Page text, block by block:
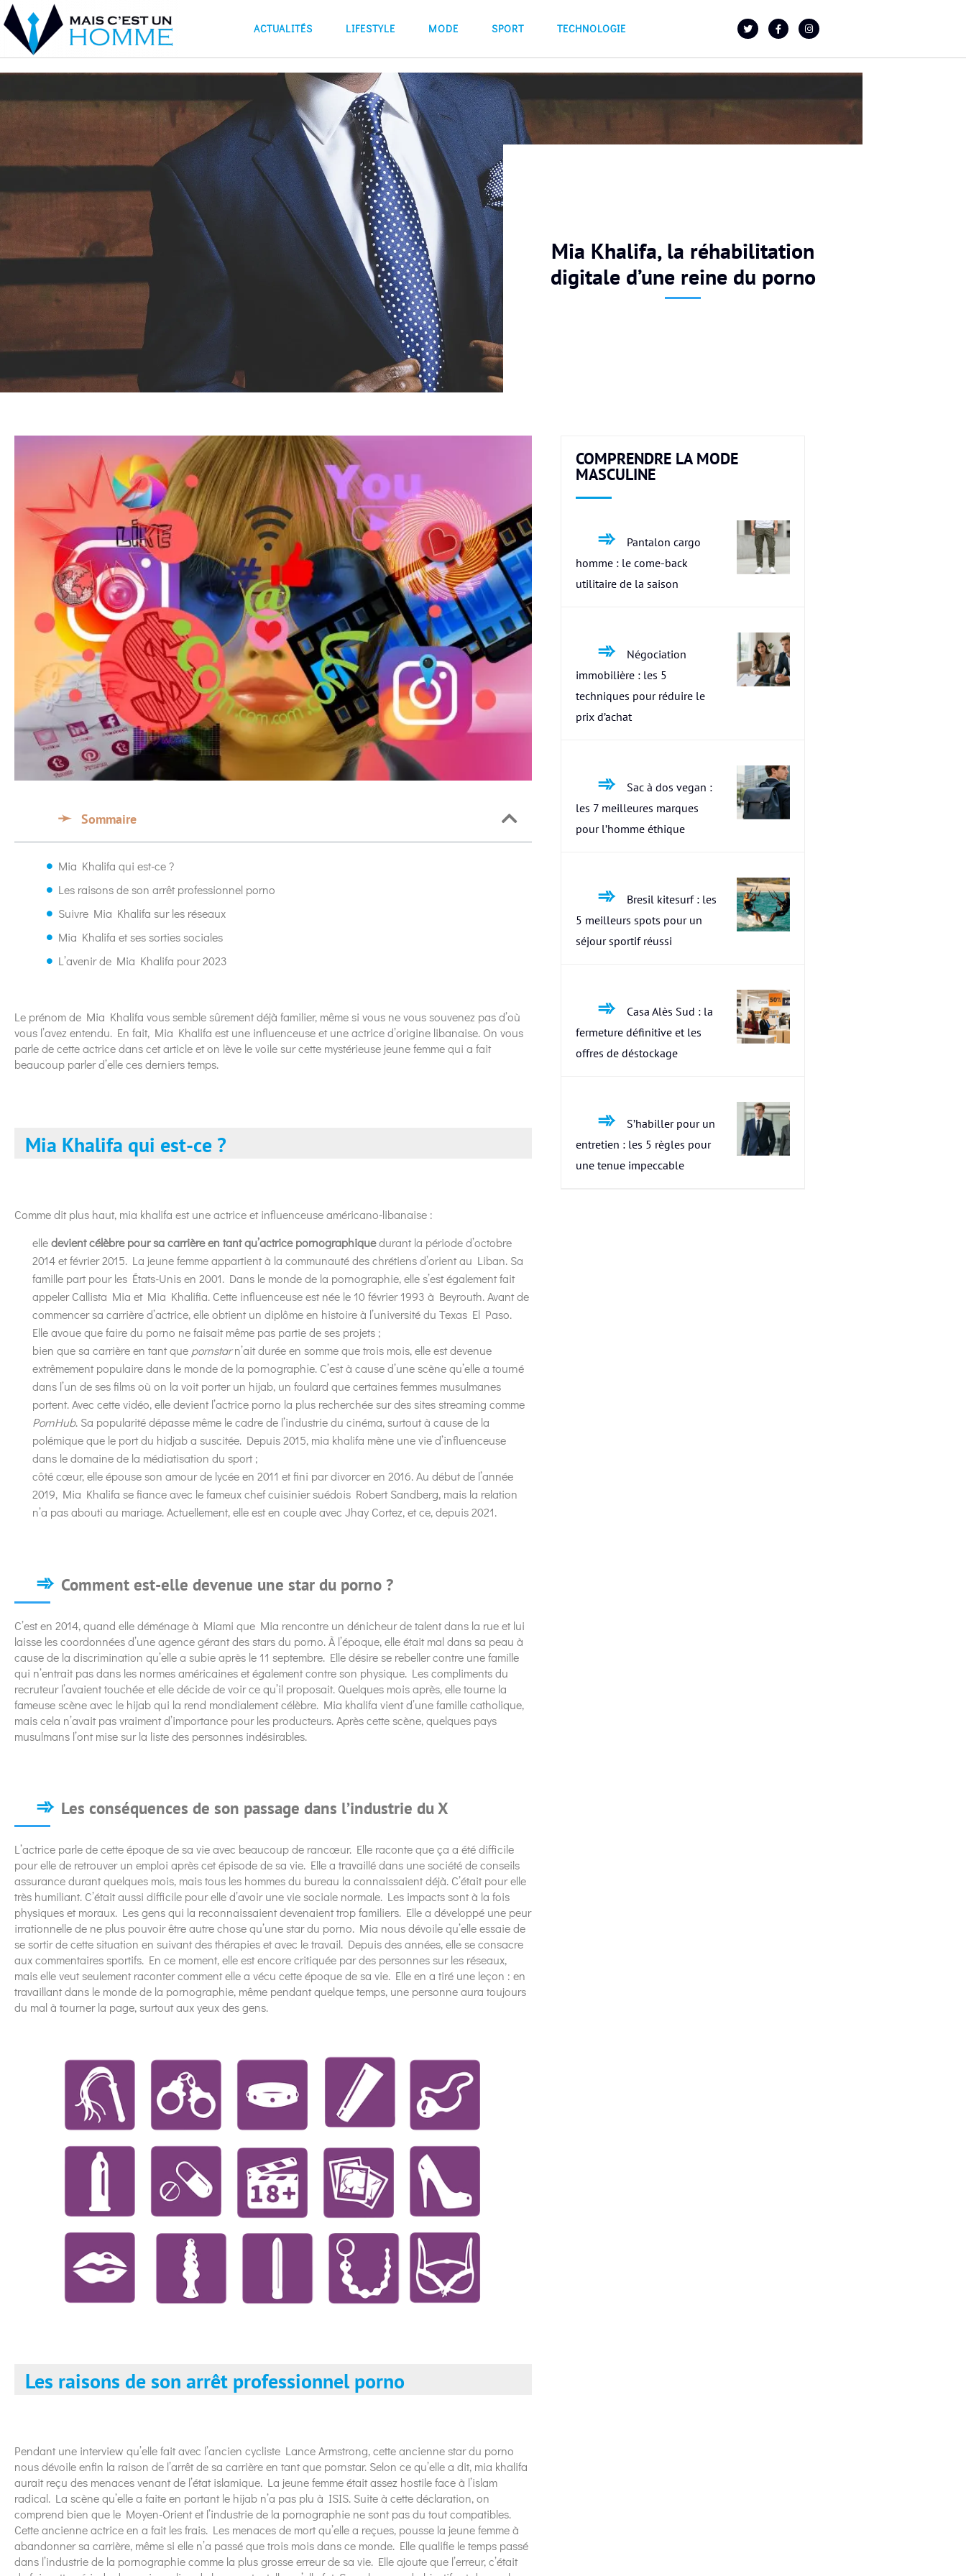
ACTUALITÉS LIFESTYLE MODE SPORT TECHNOLOGIE
Mia Khalifa, la réhabilitation
digitale d’une reine du porno
Sommaire
Mia Khalifa qui est-ce ?
Les raisons de son arrêt professionnel porno
Suivre Mia Khalifa sur les réseaux
Mia Khalifa et ses sorties sociales
L’avenir de Mia Khalifa pour 2023
Le prénom de Mia Khalifa vous semble sûrement déjà familier, même si vous ne vous souvenez pas d’où
vous l’avez entendu. En fait, Mia Khalifa est une influenceuse et une actrice d’origine libanaise. On vous
parle de cette actrice dans cet article et on lève le voile sur cette mystérieuse jeune femme qui a fait
beaucoup parler d’elle ces derniers temps.
Mia Khalifa qui est-ce ?
Comme dit plus haut, mia khalifa est une actrice et influenceuse américano-libanaise :
elledevient célèbre pour sa carrière en tant qu’actrice pornographiquedurant la période d’octobre
2014 et février 2015. La jeune femme appartient à la communauté des chrétiens d’orient au Liban. Sa
famille part pour les États-Unis en 2001. Dans le monde de la pornographie, elle s’est également fait
appeler Callista Mia et Mia Khalifia. Cette influenceuse est née le 10 février 1993 à Beyrouth. Avant de
commencer sa carrière d’actrice, elle obtient un diplôme en histoire à l’université du Texas El Paso.
Elle avoue que faire du porno ne faisait même pas partie de ses projets ;
bien que sa carrière en tant que pornstarn’ait durée en somme que trois mois, elle est devenue
extrêmement populaire dans le monde de la pornographie. C’est à cause d’une scène qu’elle a tourné
dans l’un de ses films où on la voit porter un hijab, un foulard que certaines femmes musulmanes
portent. Avec cette vidéo, elle devient l’actrice porno la plus recherchée sur des sites streaming comme
PornHub. Sa popularité dépasse même le cadre de l’industrie du cinéma, surtout à cause de la
polémique que le port du hidjab a suscitée. Depuis 2015, mia khalifa mène une vie d’influenceuse
dans le domaine de la médiatisation du sport ;
côté cœur, elle épouse son amour de lycée en 2011 et fini par divorcer en 2016. Au début de l’année
2019, Mia Khalifa se fiance avec le fameux chef cuisinier suédois Robert Sandberg, mais la relation
n’a pas abouti au mariage. Actuellement, elle est en couple avec Jhay Cortez, et ce, depuis 2021.
Comment est-elle devenue une star du porno ?
C’est en 2014, quand elle déménage à Miami que Mia rencontre un dénicheur de talent dans la rue et lui
laisse les coordonnées d’une agence gérant des stars du porno. À l’époque, elle était mal dans sa peau à
cause de la discrimination qu’elle a subie après le 11 septembre. Elle désire se rebeller contre une famille
qui n’entrait pas dans les normes américaines et également contre son physique. Les compliments du
recruteur l’avaient touchée et elle décide de voir ce qu’il proposait. Quelques mois après, elle tourne la
fameuse scène avec le hijab qui la rend mondialement célèbre. Mia khalifa vient d’une famille catholique,
mais cela n’avait pas vraiment d’importance pour les producteurs. Après cette scène, quelques pays
musulmans l’ont mise sur la liste des personnes indésirables.
Les conséquences de son passage dans l’industrie du X
L’actrice parle de cette époque de sa vie avec beaucoup de rancœur. Elle raconte que ça a été difficile
pour elle de retrouver un emploi après cet épisode de sa vie. Elle a travaillé dans une société de conseils
assurance durant quelques mois, mais tous les hommes du bureau la connaissaient déjà. C’était pour elle
très humiliant. C’était aussi difficile pour elle d’avoir une vie sociale normale. Les impacts sont à la fois
physiques et moraux. Les gens qui la reconnaissaient devenaient trop familiers. Elle a développé une peur
irrationnelle de ne plus pouvoir être autre chose qu’une star du porno. Mia nous dévoile qu’elle essaie de
se sortir de cette situation en suivant des thérapies et avec le travail. Depuis des années, elle se consacre
aux commentaires sportifs. En ce moment, elle est encore critiquée par des personnes sur les réseaux,
mais elle veut seulement raconter comment elle a vécu cette époque de sa vie. Elle en a tiré une leçon : en
travaillant dans le monde de la pornographie, même pendant quelque temps, une personne aura toujours
du mal à tourner la page, surtout aux yeux des gens.
Les raisons de son arrêt professionnel porno
Pendant une interview qu’elle fait avec l’ancien cycliste Lance Armstrong, cette ancienne star du porno
nous dévoile enfin la raison de l’arrêt de sa carrière en tant que pornstar. Selon ce qu’elle a dit, mia khalifa
aurait reçu des menaces venant de l’état islamique. La jeune femme était assez hostile face à l’islam
radical. La scène qu’elle a faite en portant le hijab n’a pas plu à ISIS. Suite à cette déclaration, on
comprend bien que le Moyen-Orient et l’industrie de la pornographie ne sont pas du tout compatibles.
Cette ancienne actrice en a fait les frais. Les menaces de mort qu’elle a reçues, pousse la jeune femme à
abandonner sa carrière, même si elle n’a passé que trois mois dans ce monde. Elle qualifie le temps passé
dans l’industrie de la pornographie comme la plus grosse erreur de sa vie. Elle ajoute que l’erreur, c’était
COMPRENDRE LA MODE
MASCULINE
Pantalon cargo
homme : le come-back
utilitaire de la saison
Négociation
immobilière : les 5
techniques pour réduire le
prix d’achat
Sac à dos vegan :
les 7 meilleures marques
pour l’homme éthique
Bresil kitesurf : les
5 meilleurs spots pour un
séjour sportif réussi
Casa Alès Sud : la
fermeture définitive et les
offres de déstockage
S’habiller pour un
entretien : les 5 règles pour
une tenue impeccable